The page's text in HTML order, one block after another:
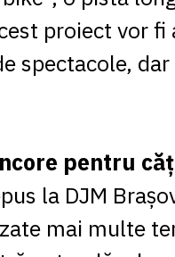
proiect vor fi
spectacole,
pentru
la DJM
mai multe